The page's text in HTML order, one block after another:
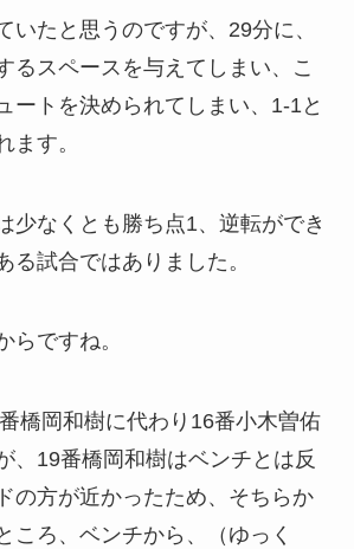
いたと思うのですが、29分に、
るスペースを与えてしまい、こ
ートを決められてしまい、1-1と
ます。
少なくとも勝ち点1、逆転ができ
る試合ではありました。
らですね。
橋岡和樹に代わり16番小木曽佑
、19番橋岡和樹はベンチとは反
の方が近かったため、そちらか
ころ、ベンチから、（ゆっく